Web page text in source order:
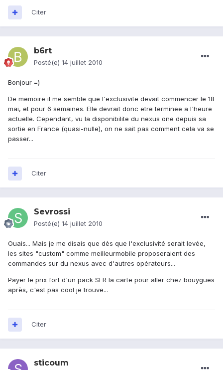
Citer
b6rt
Posté(e) 14 juillet 2010
Bonjour =)
De memoire il me semble que l'exclusivite devait commencer le 18
mai, et pour 6 semaines. Elle devrait donc etre terminee a l'heure
actuelle. Cependant, vu la disponibilite du nexus one depuis sa
sortie en France (quasi-nulle), on ne sait pas comment cela va se
passer...
Citer
Sevrossi
Posté(e) 14 juillet 2010
Ouais... Mais je me disais que dès que l'exclusivité serait levée,
les sites "custom" comme meilleurmobile proposeraient des
commandes sur du nexus avec d'autres opérateurs...
Payer le prix fort d'un pack SFR la carte pour aller chez bouygues
après, c'est pas cool je trouve...
Citer
sticoum